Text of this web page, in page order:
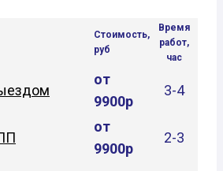
Стоимость,
руб
Время
работ,
час
от
9900р
3-4
от
9900р
2-3